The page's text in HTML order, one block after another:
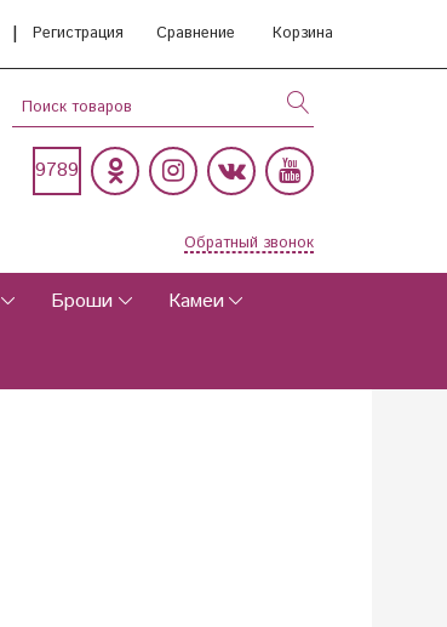
| Регистрация Сравнение Корзина
9789
Обратный звонок
Броши Камеи